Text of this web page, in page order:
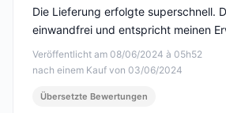
Veröffentlicht am 08/06/2024 à 05h52
nach einem Kauf von 03/06/2024
Die Lieferung erfolgte superschnell.
einwandfrei und entspricht meinen
Übersetzte Bewertungen